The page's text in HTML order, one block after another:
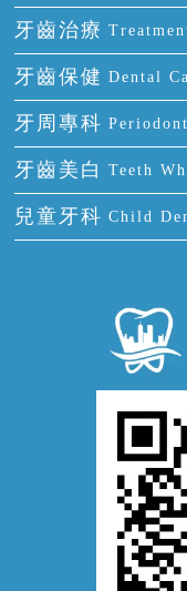
門牙缺失
多顆牙缺失
半口缺失
全口缺失
前牙反頜
牙齒擁擠
牙齒前突
牙齒稀疏
全瓷牙
烤瓷牙
氟斑牙
四環素牙
活動假牙
牙貼面
牙齒治療
補牙
智齒
根管治療
拔牙
牙痛
牙齒保健 Dental
正確刷牙
全國愛牙日
預防牙病
牙科通識
牙周專科
牙周炎
牙齦出血
牙齦炎
牙齦萎縮
牙齒美白 Teeth
冷光美白
兒童牙科 Child